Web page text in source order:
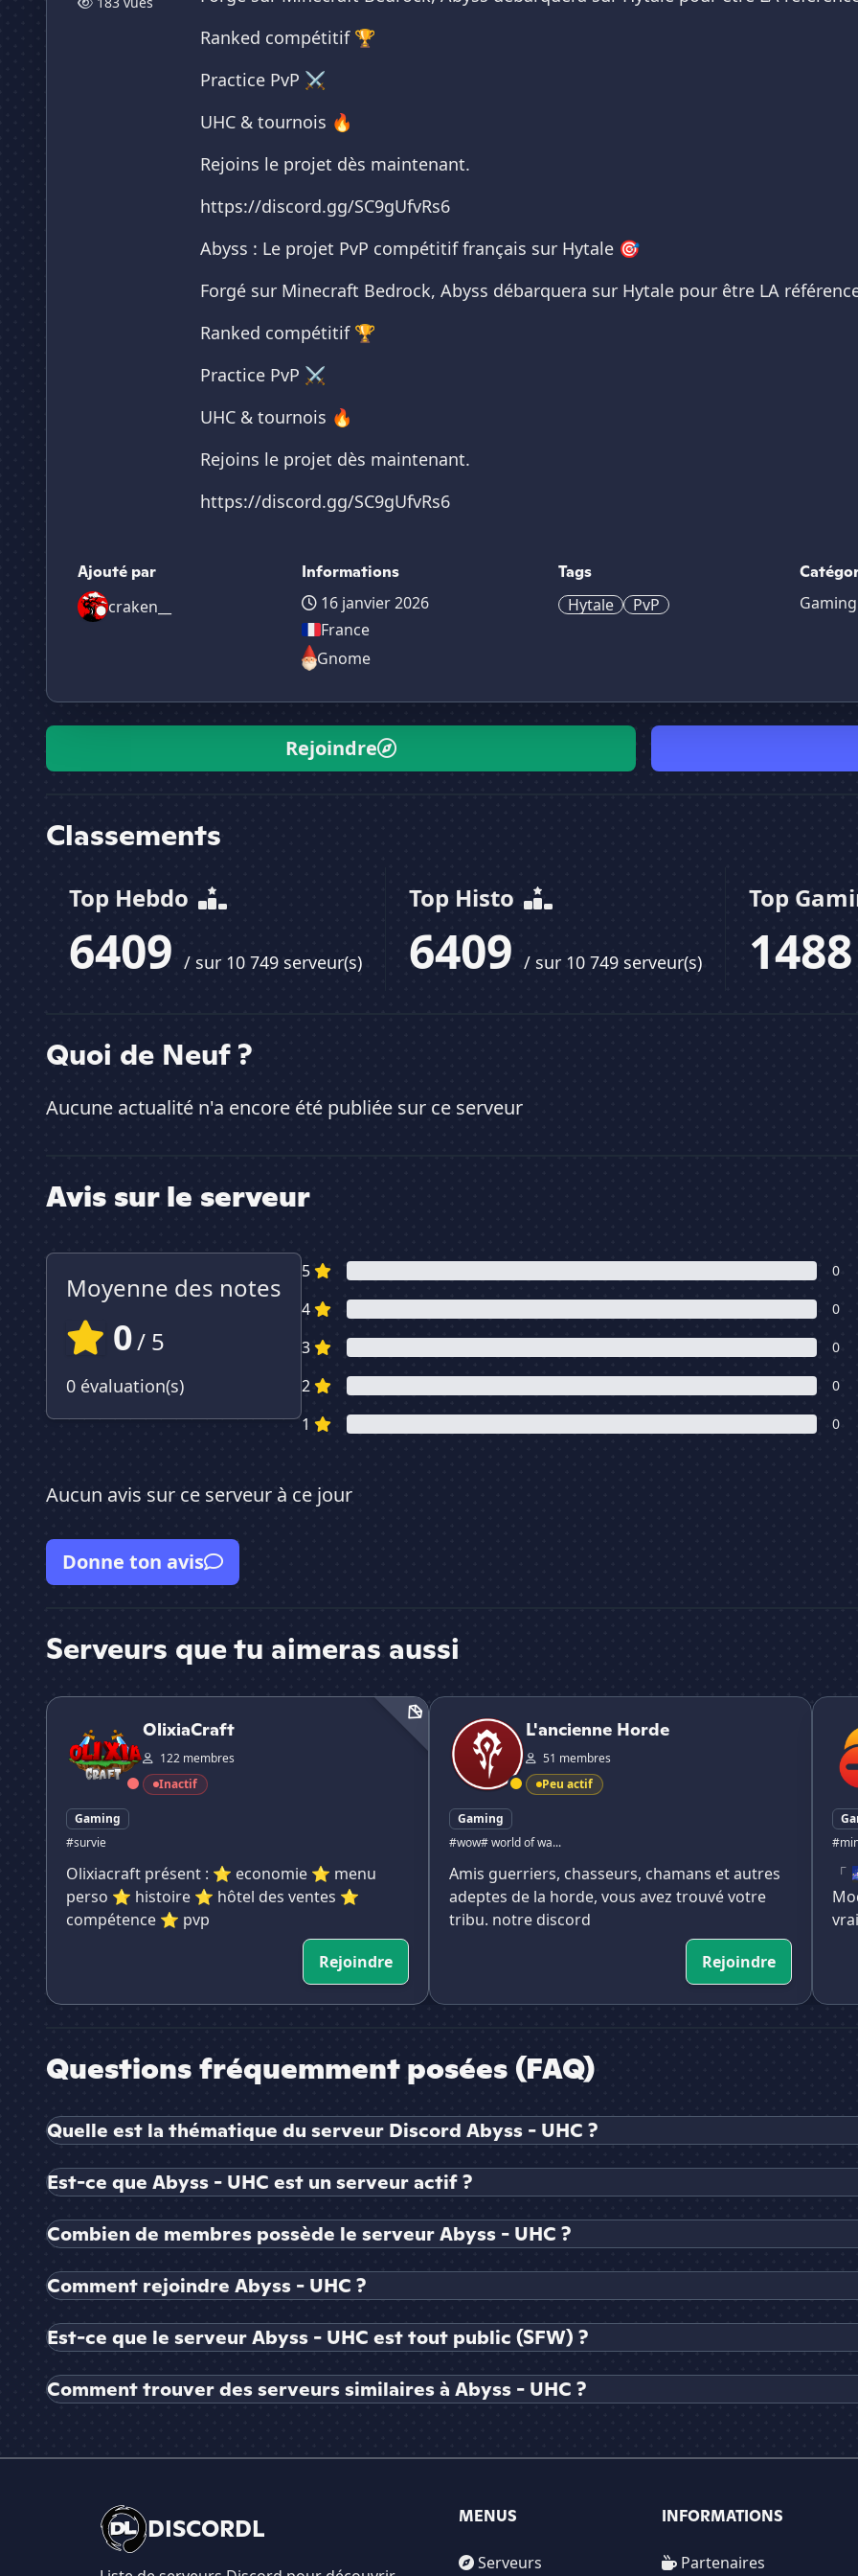
Ranked compétitif 🏆
Practice PvP ⚔️
UHC & tournois 🔥
Rejoins le projet dès maintenant.
https://discord.gg/SC9gUfvRs6
Abyss : Le projet PvP compétitif français sur Hytale 🎯
Forgé sur Minecraft Bedrock, Abyss débarquera sur Hytale pour être LA
Ranked compétitif 🏆
Practice PvP ⚔️
UHC & tournois 🔥
Rejoins le projet dès maintenant.
https://discord.gg/SC9gUfvRs6
Ajouté par
craken__
Informations
16 janvier 2026
France
Gnome
Tags
Hytale PvP Gaming
Rejoindre
Classements
Top Hebdo
6409 / sur 10 749 serveur(s)
Top Histo
6409 / sur 10 749 serveur(s)
Top
1488
Quoi de Neuf ?
Aucune actualité n'a encore été publiée sur ce serveur
Avis sur le serveur
Moyenne des notes
0/ 5
0 évaluation(s)
5 0
4 0
3 0
2 0
1 0
Aucun avis sur ce serveur à ce jour
Donne ton avis
Serveurs que tu aimeras aussi
OlixiaCraft
OlixiaCraft
122 membres
Inactif
Gaming
#survie
Olixiacraft présent : ⭐ economie ⭐ menu
perso ⭐ histoire ⭐ hôtel des ventes ⭐
compétence ⭐ pvp
Rejoindre
L'ancienne Horde
L'ancienne Horde
51 membres
Peu actif
Gaming
#wow# world of wa...
Amis guerriers, chasseurs, chamans et autres
adeptes de la horde, vous avez trouvé votre
tribu. notre discord
Rejoindre
Questions fréquemment posées (FAQ)
Quelle est la thématique du serveur Discord Abyss - UHC ?
Est-ce que Abyss - UHC est un serveur actif ?
Combien de membres possède le serveur Abyss - UHC ?
Comment rejoindre Abyss - UHC ?
Est-ce que le serveur Abyss - UHC est tout public (SFW) ?
Comment trouver des serveurs similaires à Abyss - UHC ?
DISCORDL MENUS
Serveurs
INFORMATIONS
Partenaires